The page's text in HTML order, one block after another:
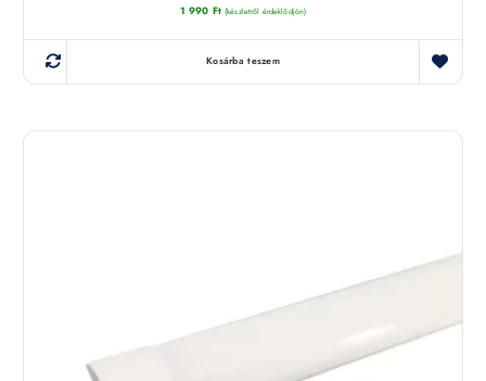
1 990 Ft (készletről érdeklődjön)
Kosárba teszem